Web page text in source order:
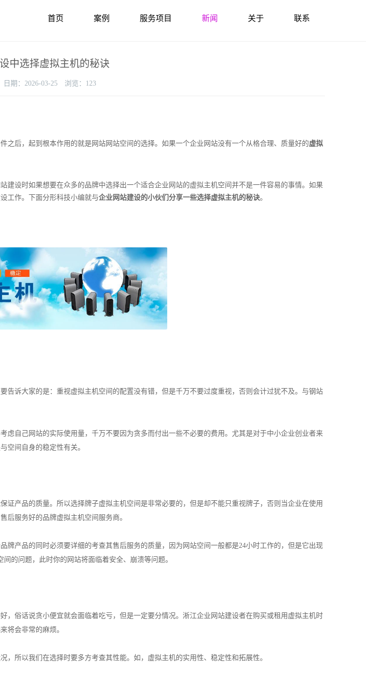
首页 案例 服务项目 新闻 关于 联系
中选择虚拟主机的秘诀
日期： 2026-03-25 浏览： 123
之后，起到根本作用的就是网站网站空间的选择。如果一个企业网站没有一个从格合理、质量好的虚拟
设时如果想要在众多的品牌中选择出一个适合企业网站的虚拟主机空间并不是一件容易的事情。如果
工作。下面分形科技小编就与企业网站建设的小伙们分享一些选择虚拟主机的秘诀。
诉大家的是：重视虚拟主机空间的配置没有错，但是千万不要过度重视，否则会计过犹不及。与钢站
自己网站的实际使用量，千万不要因为贪多而付出一些不必要的费用。尤其是对于中小企业创业者来
空间自身的稳定性有关。
产品的质量。所以选择牌子虚拟主机空间是非常必要的，但是却不能只重视牌子，否则当企业在使用
后服务好的品牌虚拟主机空间服务商。
产品的同时必须要详细的考查其售后服务的质量，因为网站空间一般都是24小时工作的，但是它出现
的问题，此时你的网站将面临着安全、崩溃等问题。
俗话说贪小便宜就会面临着吃亏，但是一定要分情况。淅江企业网站建设者在购买或租用虚拟主机时
将会非常的麻烦。
所以我们在选择时要多方考查其性能。如，虚拟主机的实用性、稳定性和拓展性。